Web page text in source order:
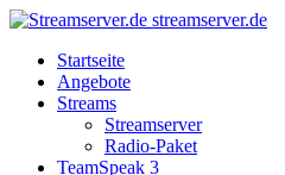
streamserver.de
Startseite
Angebote
Streams
Streamserver
Radio-Paket
TeamSpeak 3